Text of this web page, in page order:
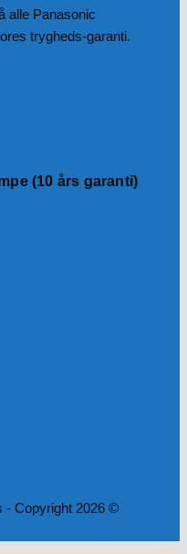
alle Panasonic
trygheds-garanti.
(10 års garanti)
- Copyright 2026 ©